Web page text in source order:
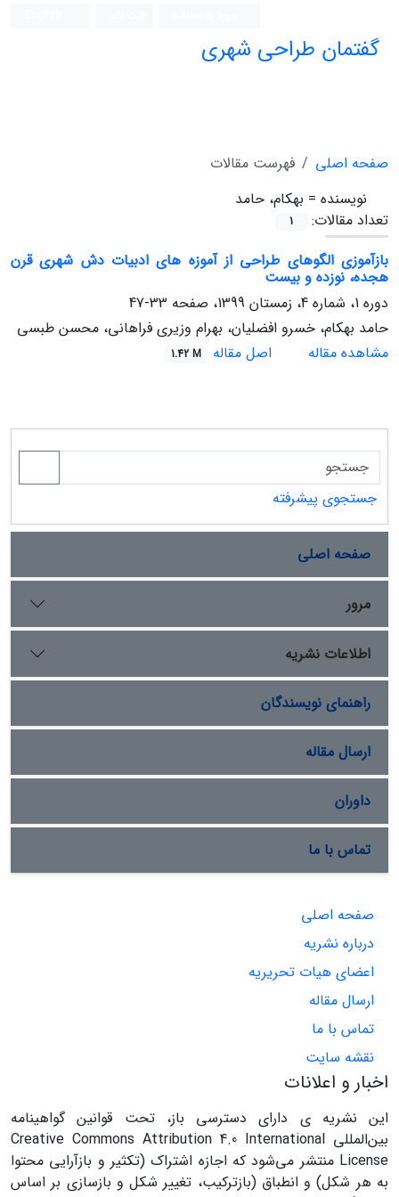
گفتمان طراحی شهری
صفحه اصلی
فهرست مقالات
نویسنده = بهکام، حامد
تعداد مقالات:
1
بازآموزی الگوهای طراحی از آموزه های ادبیات دش شهری قرن
هجده، نوزده و بیست
دوره 1، شماره 4، زمستان 1399، صفحه
33-47
حامد بهکام، خسرو افضلیان، بهرام وزیری فراهانی، محسن طبسی
مشاهده مقاله
اصل مقاله 1.42 M
جستجوی پیشرفته
صفحه اصلی
مرور
اطلاعات نشریه
راهنمای نویسندگان
ارسال مقاله
داوران
تماس با ما
صفحه اصلی
درباره نشریه
اعضای هیات تحریریه
ارسال مقاله
تماس با ما
نقشه سایت
اخبار و اعلانات
این نشریه ی دارای دسترسی باز، تحت قوانین گواهینامه
بین‌المللی Creative Commons Attribution 4.0 International
License منتشر می‌شود که اجازه اشتراک (تکثیر و بازآرایی محتوا
به هر شکل) و انطباق (بازترکیب، تغییر شکل و بازسازی بر اساس